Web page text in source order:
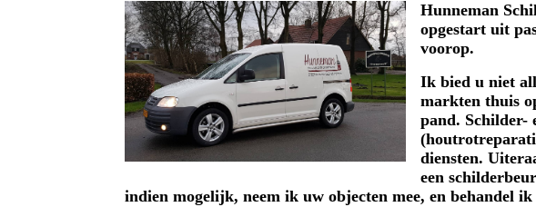
Hunneman
opgestart uit
voorop.
Ik bied u niet
markten thuis
pand. Schilder-
diensten.
een
indien mogelijk, neem ik uw objecten mee, en behandel ik